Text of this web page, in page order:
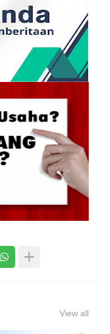
View all